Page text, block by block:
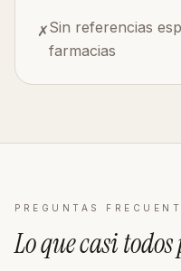
✗Sin referencias
farmacias
PREGUNTAS
Lo que casi todos